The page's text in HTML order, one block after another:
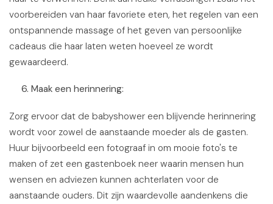
voorbereiden van haar favoriete eten, het regelen van een
ontspannende massage of het geven van persoonlijke
cadeaus die haar laten weten hoeveel ze wordt
gewaardeerd.
6. Maak een herinnering:
Zorg ervoor dat de babyshower een blijvende herinnering
wordt voor zowel de aanstaande moeder als de gasten.
Huur bijvoorbeeld een fotograaf in om mooie foto's te
maken of zet een gastenboek neer waarin mensen hun
wensen en adviezen kunnen achterlaten voor de
aanstaande ouders. Dit zijn waardevolle aandenkens die